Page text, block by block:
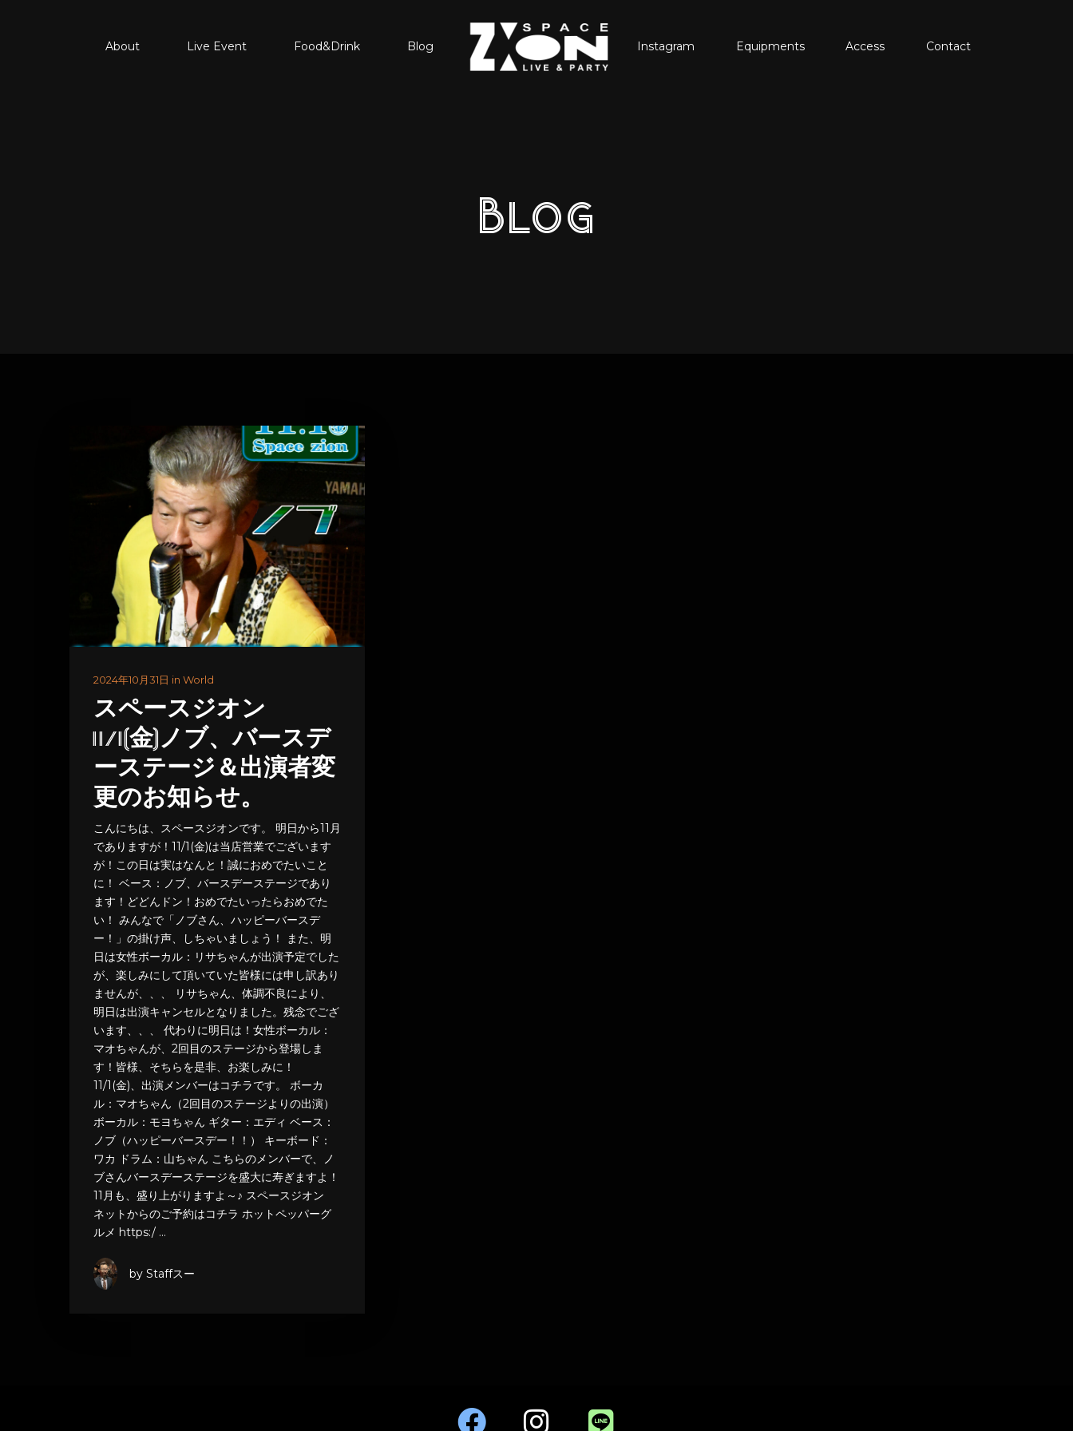
About Live Event Food&Drink Blog Instagram Equipments Access Contact
Blog
2024年10月31日 in World
スペースジオン
11/1(金)ノブ、バースデ
ーステージ＆出演者変
更のお知らせ。
こんにちは、スペースジオンです。 明日から11月
でありますが！11/1(金)は当店営業でございます
が！この日は実はなんと！誠におめでたいこと
に！ ベース：ノブ、バースデーステージであり
ます！どどんドン！おめでたいったらおめでた
い！ みんなで「ノブさん、ハッピーバースデ
ー！」の掛け声、しちゃいましょう！ また、明
日は女性ボーカル：リサちゃんが出演予定でした
が、楽しみにして頂いていた皆様には申し訳あり
ませんが、、、 リサちゃん、体調不良により、
明日は出演キャンセルとなりました。残念でござ
います、、、 代わりに明日は！女性ボーカル：
マオちゃんが、2回目のステージから登場しま
す！皆様、そちらを是非、お楽しみに！
11/1(金)、出演メンバーはコチラです。 ボーカ
ル：マオちゃん（2回目のステージよりの出演）
ボーカル：モヨちゃん ギター：エディ ベース：
ノブ（ハッピーバースデー！！） キーボード：
ワカ ドラム：山ちゃん こちらのメンバーで、ノ
ブさんバースデーステージを盛大に寿ぎますよ！
11月も、盛り上がりますよ～♪ スペースジオン
ネットからのご予約はコチラ ホットペッパーグ
ルメ https:/ …
by Staffスー